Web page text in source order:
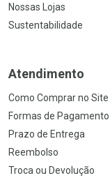
Nossas Lojas
Sustentabilidade
Atendimento
Como Comprar no Site
Formas de Pagamento
Prazo de Entrega
Reembolso
Troca ou Devolução